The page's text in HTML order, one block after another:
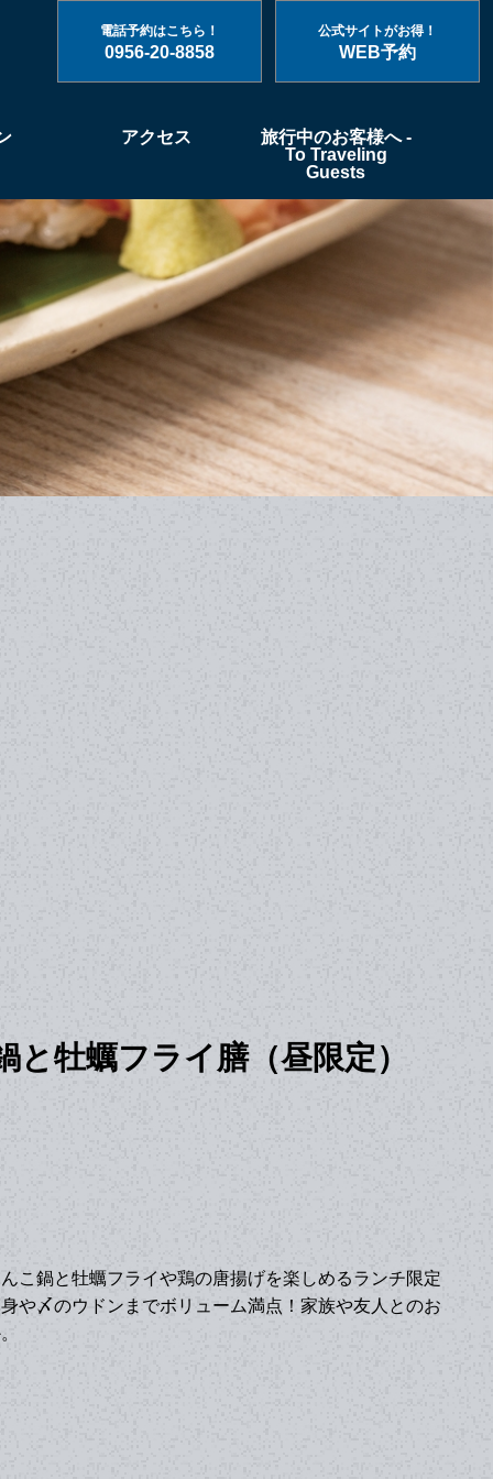
電話予約はこちら！
0956-20-8858
公式サイトがお得！
WEB予約
アクセス
旅行中のお客様へ -
To Traveling
Guests
と牡蠣フライ膳（昼限定）
こ鍋と牡蠣フライや鶏の唐揚げを楽しめるランチ限定
や〆のウドンまでボリューム満点！家族や友人とのお